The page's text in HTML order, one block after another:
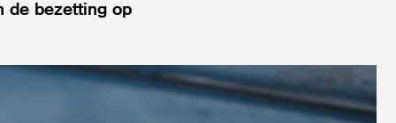
de bezetting op